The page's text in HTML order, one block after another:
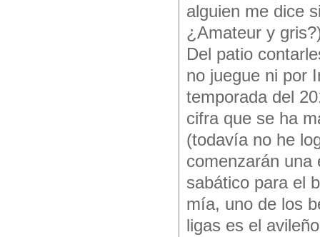
alguien me dice
¿Amateur y
Del patio
no juegue ni por
temporada del
cifra que se ha
(todavía no he
comenzarán una
sabático para el
mía, uno de los
ligas es el